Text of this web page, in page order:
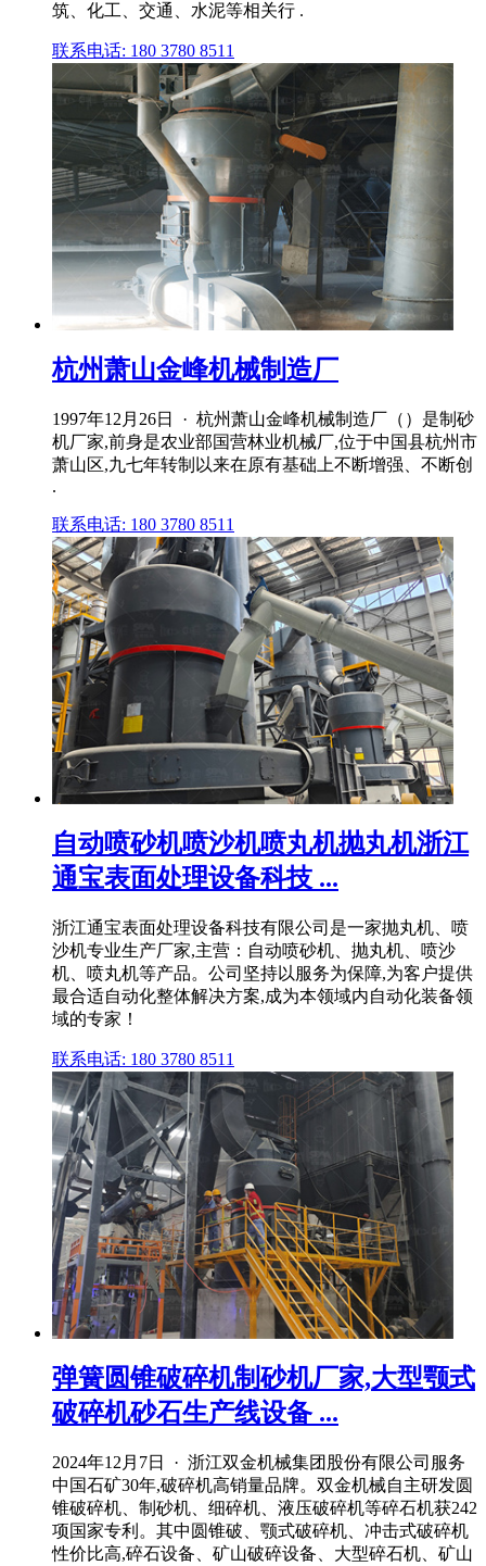
筑、化工、交通、水泥等相关行 .
联系电话: 180 3780 8511
杭州萧山金峰机械制造厂
1997年12月26日 · 杭州萧山金峰机械制造厂（）是制砂
机厂家,前身是农业部国营林业机械厂,位于中国县杭州市
萧山区,九七年转制以来在原有基础上不断增强、不断创
.
联系电话: 180 3780 8511
自动喷砂机喷沙机喷丸机抛丸机浙江
通宝表面处理设备科技 ...
浙江通宝表面处理设备科技有限公司是一家抛丸机、喷
沙机专业生产厂家,主营：自动喷砂机、抛丸机、喷沙
机、喷丸机等产品。公司坚持以服务为保障,为客户提供
最合适自动化整体解决方案,成为本领域内自动化装备领
域的专家！
联系电话: 180 3780 8511
弹簧圆锥破碎机制砂机厂家,大型颚式
破碎机砂石生产线设备 ...
2024年12月7日 · 浙江双金机械集团股份有限公司服务
中国石矿30年,破碎机高销量品牌。双金机械自主研发圆
锥破碎机、制砂机、细碎机、液压破碎机等碎石机获242
项国家专利。其中圆锥破、颚式破碎机、冲击式破碎机
性价比高,碎石设备、矿山破碎设备、大型碎石机、矿山